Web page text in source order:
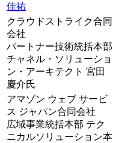
佳祐
クラウドストライク合同
会社
パートナー技術統括本部
チャネル・ソリューショ
ン・アーキテクト 宮田
慶介氏
アマゾン ウェブ サービ
ス ジャパン合同会社
広域事業統括本部 テク
ニカルソリューション本